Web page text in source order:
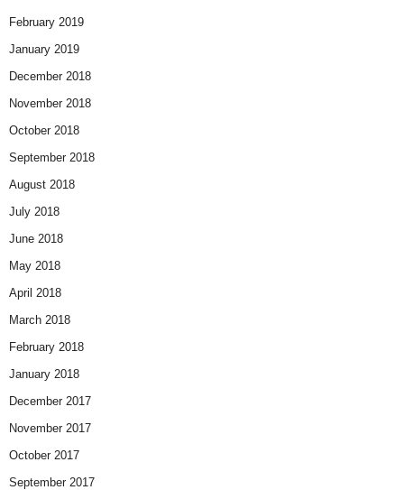
February 2019
January 2019
December 2018
November 2018
October 2018
September 2018
August 2018
July 2018
June 2018
May 2018
April 2018
March 2018
February 2018
January 2018
December 2017
November 2017
October 2017
September 2017